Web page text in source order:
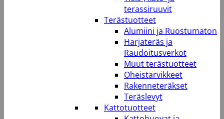
terassiruuvit
Terästuotteet
Alumiini ja Ruostumaton
Harjateräs ja
Raudoitusverkot
Muut terästuotteet
Oheistarvikkeet
Rakenneteräkset
Teräslevyt
Kattotuotteet